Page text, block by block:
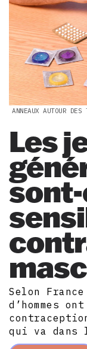
ANNEAUX AUTOUR DES
Les
Selon
d’hommes
qui va dans